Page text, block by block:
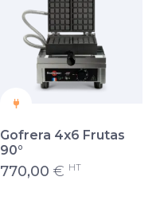
Gofrera 4x6 Frutas
90°
770,00 € HT